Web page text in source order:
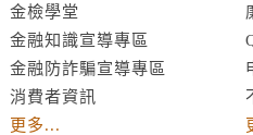
金檢學堂
金融知識宣導專區
金融防詐騙宣導專區
消費者資訊
更多...